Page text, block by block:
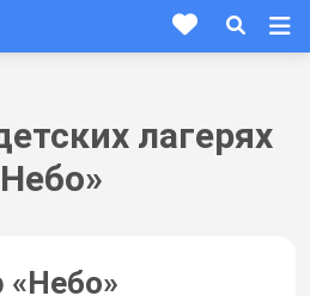
лагерях
«Небо»